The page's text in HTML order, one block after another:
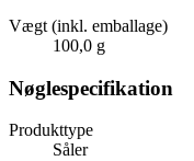
Vægt (inkl. emballage)
100,0 g
Nøglespecifikation
Produkttype
Såler